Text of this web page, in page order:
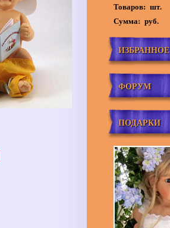
Товаров: шт.
Сумма: руб.
ИЗБРАННОЕ
ФОРУМ
ПОДАРКИ